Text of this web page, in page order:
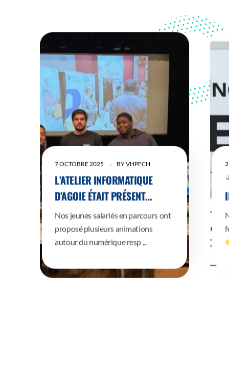
7 OCTOBRE 2025 BYVHPFCH
L’ATELIER INFORMATIQUE
D’AGOIE ÉTAIT PRÉSENT
AUJOURD’HUI AU FORUM
“CONSOMMER AUTREMENT”
ORGANISÉ PAR LE
Nos jeunes salariés en parcours ont
proposé plusieurs animations
autour du numérique resp ...